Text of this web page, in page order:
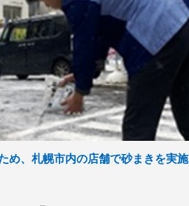
め、札幌市内の店舗で砂まきを実施